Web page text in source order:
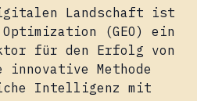
Landschaft ist
(GEO) ein
für den Erfolg von
innovative Methode
Intelligenz mit